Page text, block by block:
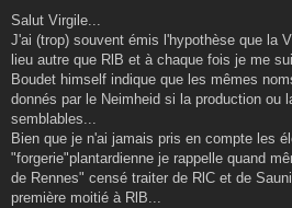
s
a
g
Salut Virgile...
J'ai (trop) souvent émis l'hypothèse que la
lieu autre que RlB et à chaque fois je me
Boudet himself indique que les mêmes
donnés par le Neimheid si la production ou
semblables...
Bien que je n'ai jamais pris en compte les
"forgerie"plantardienne je rappelle quand
de Rennes" censé traiter de RlC et de
première moitié à RlB...